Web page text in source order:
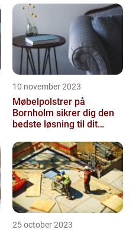
10 november 2023
Møbelpolstrer på
Bornholm sikrer dig den
bedste løsning til dit
25 october 2023